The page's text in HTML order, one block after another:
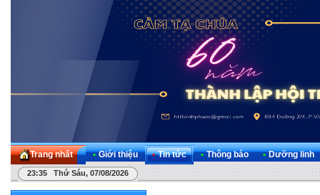
Trang nhất • Giới thiệu • Tin tức • Thông báo • Dưỡng linh
23:35 Thứ Sáu, 07/08/2026